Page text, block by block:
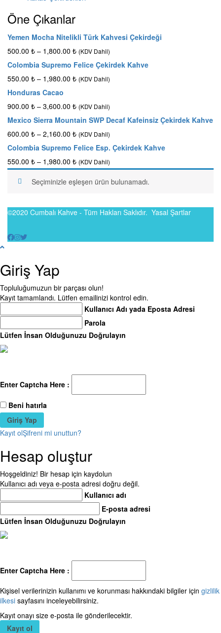
Öne Çıkanlar
Yemen Mocha Nitelikli Türk Kahvesi Çekirdeği
500.00 ₺ – 1,800.00 ₺ (KDV Dahil)
Colombia Supremo Felice Çekirdek Kahve
550.00 ₺ – 1,980.00 ₺ (KDV Dahil)
Honduras Cacao
900.00 ₺ – 3,600.00 ₺ (KDV Dahil)
Mexico Sierra Mountain SWP Decaf Kafeinsiz Çekirdek Kahve
600.00 ₺ – 2,160.00 ₺ (KDV Dahil)
Colombia Supremo Felice Esp. Çekirdek Kahve
550.00 ₺ – 1,980.00 ₺ (KDV Dahil)
Seçiminizle eşleşen ürün bulunamadı.
©2020 Cumbalı Kahve - Tüm Hakları Saklıdır. Yasal Şartlar
Giriş Yap
Topluluğumuzun bir parçası olun!
Kayıt tamamlandı. Lütfen emailinizi kontrol edin.
Kullanıcı Adı yada Eposta Adresi
Parola
Lütfen İnsan Olduğunuzu Doğrulayın
Enter Captcha Here :
Beni hatırla
Kayıt olŞifreni mi unuttun?
Hesap oluştur
Hoşgeldiniz! Bir hesap için kaydolun
Kullanıcı adı veya e-posta adresi doğru değil.
Kullanıcı adı
E-posta adresi
Lütfen İnsan Olduğunuzu Doğrulayın
Enter Captcha Here :
Kişisel verilerinizin kullanımı ve korunması hakkındaki bilgiler için gizlilik
ilkesi sayfasını inceleyebilirsiniz.
Kayıt onayı size e-posta ile gönderilecektir.